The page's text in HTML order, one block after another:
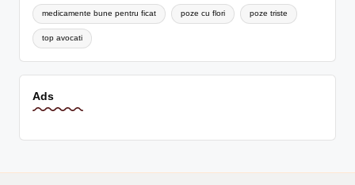
medicamente bune pentru ficat poze cu flori poze triste
top avocati
Ads